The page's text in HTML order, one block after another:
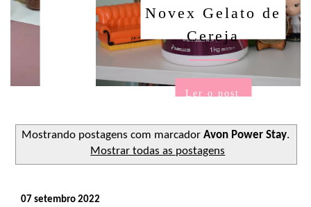
Novex Gelato de
Cereja
Mostrando postagens com marcador Avon Power Stay.
Mostrar todas as postagens
07 setembro 2022